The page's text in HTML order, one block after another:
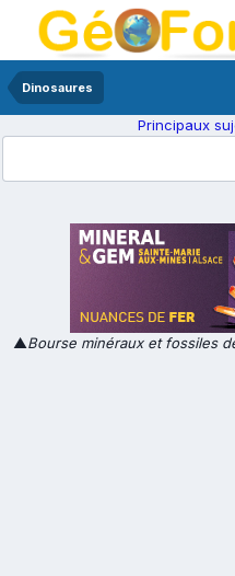
Dinosaures
Principaux
▲Bourse minéraux et fossiles